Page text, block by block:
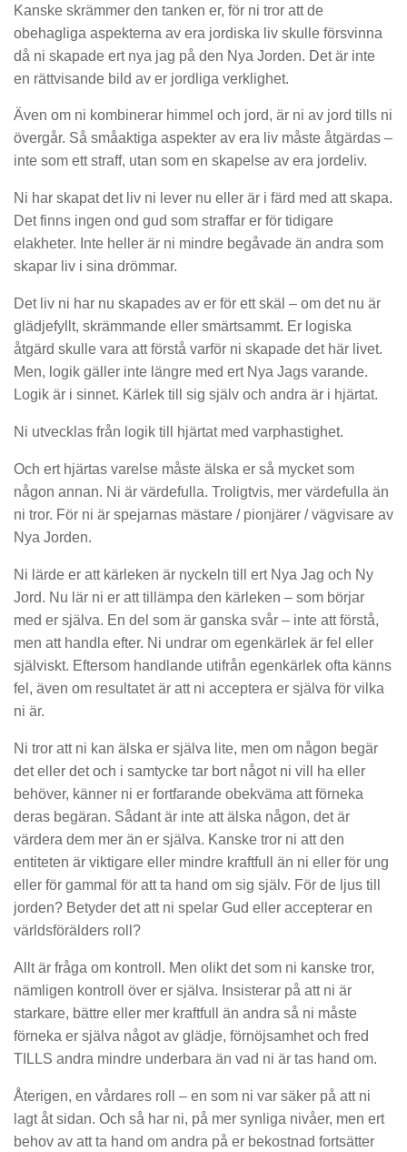
Kanske skrämmer den tanken er, för ni tror att de
obehagliga aspekterna av era jordiska liv skulle försvinna
då ni skapade ert nya jag på den Nya Jorden. Det är inte
en rättvisande bild av er jordliga verklighet.
Även om ni kombinerar himmel och jord, är ni av jord tills ni
övergår. Så småaktiga aspekter av era liv måste åtgärdas –
inte som ett straff, utan som en skapelse av era jordeliv.
Ni har skapat det liv ni lever nu eller är i färd med att skapa.
Det finns ingen ond gud som straffar er för tidigare
elakheter. Inte heller är ni mindre begåvade än andra som
skapar liv i sina drömmar.
Det liv ni har nu skapades av er för ett skäl – om det nu är
glädjefyllt, skrämmande eller smärtsammt. Er logiska
åtgärd skulle vara att förstå varför ni skapade det här livet.
Men, logik gäller inte längre med ert Nya Jags varande.
Logik är i sinnet. Kärlek till sig själv och andra är i hjärtat.
Ni utvecklas från logik till hjärtat med varphastighet.
Och ert hjärtas varelse måste älska er så mycket som
någon annan. Ni är värdefulla. Troligtvis, mer värdefulla än
ni tror. För ni är spejarnas mästare / pionjärer / vägvisare av
Nya Jorden.
Ni lärde er att kärleken är nyckeln till ert Nya Jag och Ny
Jord. Nu lär ni er att tillämpa den kärleken – som börjar
med er själva. En del som är ganska svår – inte att förstå,
men att handla efter. Ni undrar om egenkärlek är fel eller
själviskt. Eftersom handlande utifrån egenkärlek ofta känns
fel, även om resultatet är att ni acceptera er själva för vilka
ni är.
Ni tror att ni kan älska er själva lite, men om någon begär
det eller det och i samtycke tar bort något ni vill ha eller
behöver, känner ni er fortfarande obekväma att förneka
deras begäran. Sådant är inte att älska någon, det är
värdera dem mer än er själva. Kanske tror ni att den
entiteten är viktigare eller mindre kraftfull än ni eller för ung
eller för gammal för att ta hand om sig själv. För de ljus till
jorden? Betyder det att ni spelar Gud eller accepterar en
världsförälders roll?
Allt är fråga om kontroll. Men olikt det som ni kanske tror,
nämligen ​​kontroll över er själva. Insisterar på att ni är
starkare, bättre eller mer kraftfull än andra så ni måste
förneka er själva något av glädje, förnöjsamhet och fred
TILLS andra mindre underbara än vad ni är tas hand om.
Återigen, en vårdares roll – en som ni var säker på att ni
lagt åt sidan. Och så har ni, på mer synliga nivåer, men ert
behov av att ta hand om andra på er bekostnad fortsätter